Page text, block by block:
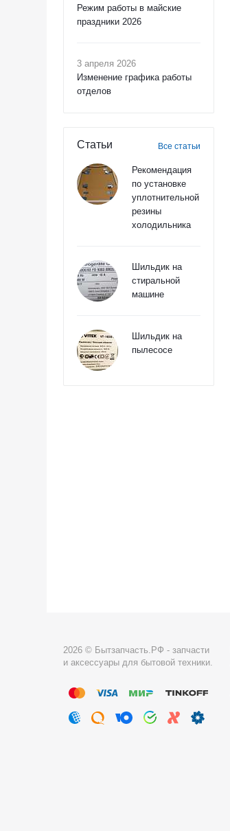
Режим работы в майские
праздники 2026
3 апреля 2026
Изменение графика работы
отделов
Статьи Все статьи
Рекомендация
по установке
уплотнительной
резины
холодильника
Шильдик на
стиральной
машине
Шильдик на
пылесосе
2026 © Бытзапчасть.РФ - запчасти
и аксессуары для бытовой техники.